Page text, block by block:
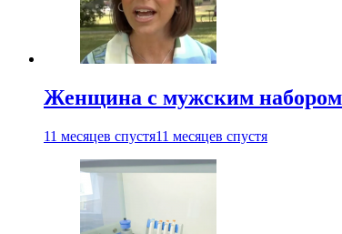
Женщина с мужским набором
11 месяцев спустя11 месяцев спустя